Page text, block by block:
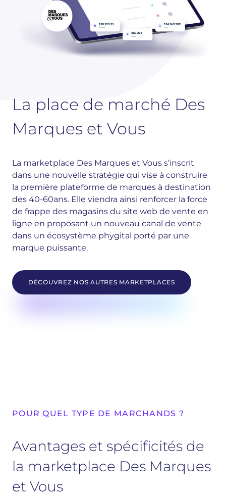
La place de marché Des
Marques et Vous
La marketplace Des Marques et Vous s'inscrit
dans une nouvelle stratégie qui vise à construire
la première plateforme de marques à destination
des 40-60ans. Elle viendra ainsi renforcer la force
de frappe des magasins du site web de vente en
ligne en proposant un nouveau canal de vente
dans un écosystème phygital porté par une
marque puissante.
DÉCOUVREZ NOS AUTRES MARKETPLACES
POUR QUEL TYPE DE MARCHANDS ?
Avantages et spécificités de
la marketplace Des Marques
et Vous